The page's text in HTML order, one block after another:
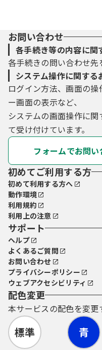
お問い合わせ
各手続き等の内容に関
各手続きの問い合わせ先
システム操作に関する
ログイン方法、画面の
ー画面の表示など、
システムの画面操作に
て受け付けています。
フォームでお問い
初めてご利用する方
初めて利用する方へ
動作環境
利用規約
利用上の注意
サポート
ヘルプ
よくあるご質問
お問い合わせ
プライバシーポリシー
ウェブアクセシビリティ
配色変更
本サービスの配色を変更
標準 青